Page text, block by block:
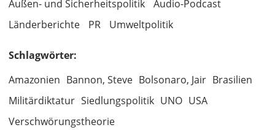
Außen- und Sicherheitspolitik
Audio-Podcast
Länderberichte
PR Umweltpolitik
Schlagwörter:
Amazonien Bannon, Steve Bolsonaro, Jair Brasilien
Militärdiktatur Siedlungspolitik UNO USA
Verschwörungstheorie